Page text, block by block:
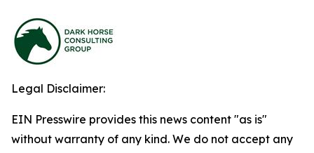
Legal Disclaimer:
EIN Presswire provides this news content "as is"
without warranty of any kind. We do not accept any